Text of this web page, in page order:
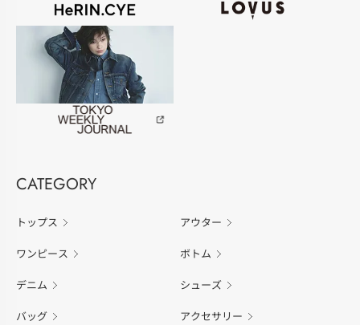
CATEGORY
トップス アウター
ワンピース ボトム
デニム シューズ
バッグ アクセサリー